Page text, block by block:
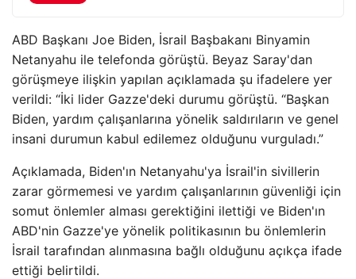
ABD Başkanı Joe Biden, İsrail Başbakanı Binyamin
Netanyahu ile telefonda görüştü. Beyaz Saray'dan
görüşmeye ilişkin yapılan açıklamada şu ifadelere yer
verildi: “İki lider Gazze'deki durumu görüştü. “Başkan
Biden, yardım çalışanlarına yönelik saldırıların ve genel
insani durumun kabul edilemez olduğunu vurguladı.”
Açıklamada, Biden'ın Netanyahu'ya İsrail'in sivillerin
zarar görmemesi ve yardım çalışanlarının güvenliği için
somut önlemler alması gerektiğini ilettiği ve Biden'ın
ABD'nin Gazze'ye yönelik politikasının bu önlemlerin
İsrail tarafından alınmasına bağlı olduğunu açıkça ifade
ettiği belirtildi.